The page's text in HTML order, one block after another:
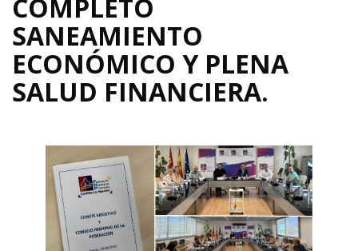
COMPLETO
SANEAMIENTO
ECONÓMICO Y PLENA
SALUD FINANCIERA.